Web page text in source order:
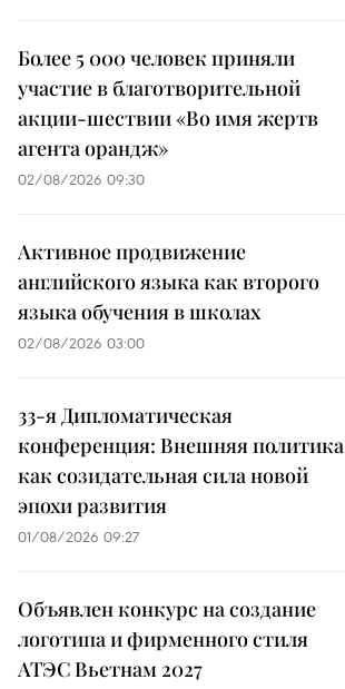
Более 5 000 человек приняли
участие в благотворительной
акции-шествии «Во имя жертв
агента орандж»
02/08/2026 09:30
Активное продвижение
английского языка как второго
языка обучения в школах
02/08/2026 03:00
33-я Дипломатическая
конференция: Внешняя политика
как созидательная сила новой
эпохи развития
01/08/2026 09:27
Объявлен конкурс на создание
логотипа и фирменного стиля
АТЭС Вьетнам 2027